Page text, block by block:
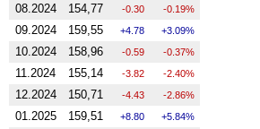
08.2024 154,77 -0.30 -0.19%
09.2024 159,55 4.78 3.09%
10.2024 158,96 -0.59 -0.37%
11.2024 155,14 -3.82 -2.40%
12.2024 150,71 -4.43 -2.86%
01.2025 159,51 8.80 5.84%